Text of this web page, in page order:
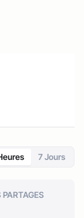
7 Jours
PARTAGES